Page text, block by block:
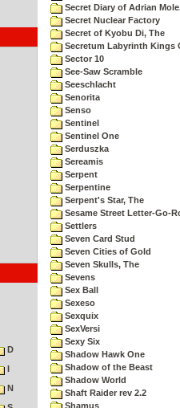
D
I
N
Secret Diary of Adrian
Secret Nuclear Factory
Secret of Kyobu Di, The
Secretum Labyrinth Kings
Sector 10
See-Saw Scramble
Seeschlacht
Senorita
Senso
Sentinel
Sentinel One
Serduszka
Sereamis
Serpent
Serpentine
Serpent's Star, The
Sesame Street Letter-Go-
Settlers
Seven Card Stud
Seven Cities of Gold
Seven Skulls, The
Sevens
Sex Ball
Sexeso
Sexquix
SexVersi
Sexy Six
Shadow Hawk One
Shadow of the Beast
Shadow World
Shaft Raider rev 2.2
Shamus